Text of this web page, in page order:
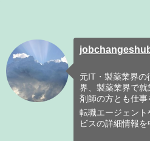
元IT・製薬業界の
界、製薬業界で
剤師の方とも仕事
転職エージェン
ビスの詳細情報を